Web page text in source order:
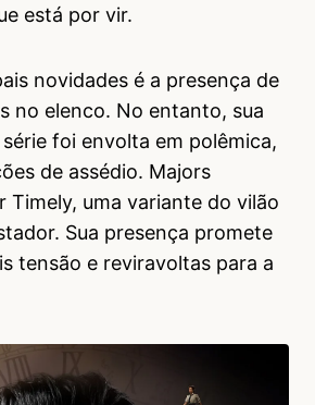
está por vir.
novidades é a presença de
no elenco. No entanto, sua
foi envolta em polêmica,
de assédio. Majors
Timely, uma variante do vilão
Sua presença promete
tensão e reviravoltas para a